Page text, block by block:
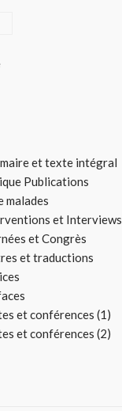
et texte intégral
Publications
malades
et Interviews
et Congrès
et traductions
et conférences (1)
et conférences (2)